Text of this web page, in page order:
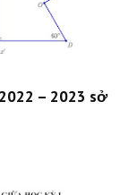
– 2023 sở